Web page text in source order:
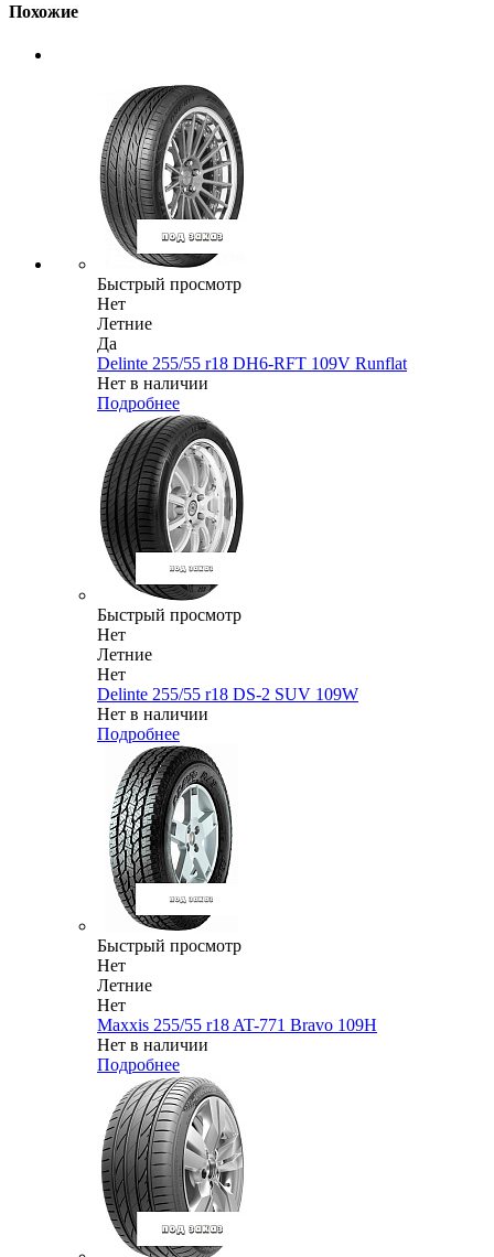
Похожие
Быстрый просмотр
Нет
Летние
Да
Delinte 255/55 r18 DH6-RFT 109V Runflat
Нет в наличии
Подробнее
Быстрый просмотр
Нет
Летние
Нет
Delinte 255/55 r18 DS-2 SUV 109W
Нет в наличии
Подробнее
Быстрый просмотр
Нет
Летние
Нет
Maxxis 255/55 r18 AT-771 Bravo 109H
Нет в наличии
Подробнее